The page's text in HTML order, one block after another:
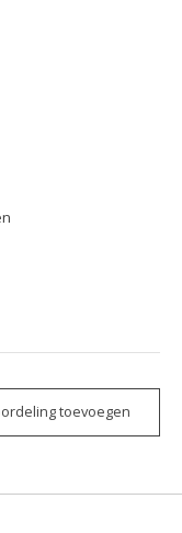
toevoegen